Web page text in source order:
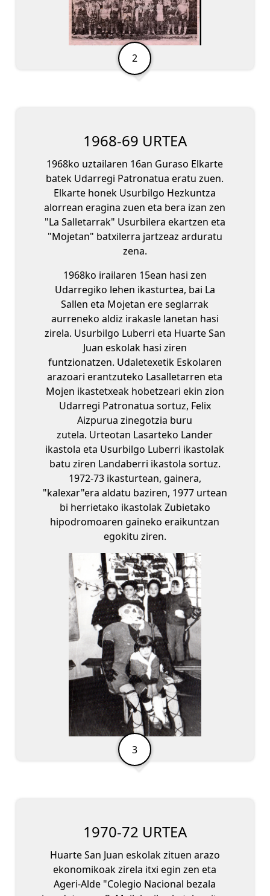
1968-69 URTEA
1968ko uztailaren 16an Guraso Elkarte
batek Udarregi Patronatua eratu zuen.
Elkarte honek Usurbilgo Hezkuntza
alorrean eragina zuen eta bera izan zen
"La Salletarrak" Usurbilera ekartzen eta
"Mojetan" batxilerra jartzeaz arduratu
zena.
1968ko irailaren 15ean hasi zen
Udarregiko lehen ikasturtea, bai La
Sallen eta Mojetan ere seglarrak
aurreneko aldiz irakasle lanetan hasi
zirela. Usurbilgo Luberri eta Huarte San
Juan eskolak hasi ziren
funtzionatzen. Udaletexetik Eskolaren
arazoari erantzuteko Lasalletarren eta
Mojen ikastetxeak hobetzeari ekin zion
Udarregi Patronatua sortuz, Felix
Aizpurua zinegotzia buru
zutela. Urteotan Lasarteko Lander
ikastola eta Usurbilgo Luberri ikastolak
batu ziren Landaberri ikastola sortuz.
1972-73 ikasturtean, gainera,
"kalexar"era aldatu baziren, 1977 urtean
bi herrietako ikastolak Zubietako
hipodromoaren gaineko eraikuntzan
egokitu ziren.
1970-72 URTEA
Huarte San Juan eskolak zituen arazo
ekonomikoak zirela itxi egin zen eta
Ageri-Alde "Colegio Nacional bezala